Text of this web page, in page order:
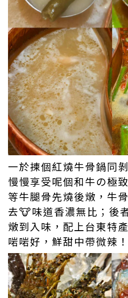
一於揀個紅燒牛骨鍋同
慢慢享受呢個和牛の極
等牛腿骨先燒後燉，牛
去🐮味道香濃無比；後
燉到入味，配上台東特
啱啱好，鮮甜中帶微辣！